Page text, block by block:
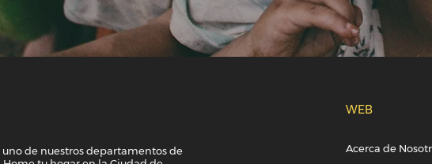
de nuestros departamentos de
Acerca de
WEB